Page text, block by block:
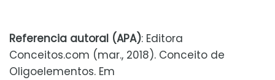
Referencia autoral (APA): Editora
Conceitos.com (mar., 2018). Conceito de
Oligoelementos. Em